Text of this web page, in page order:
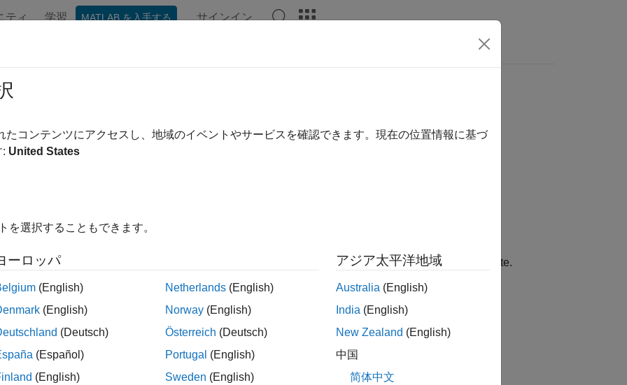
ティ 学習 MATLAB を入手する サインイン
states using accelerometer and gyroscope data forinsfilterMARG
FUSE, accelReadings fuses accelerometer and gyroscope data to update the state estimate.
all
たコンテンツにアクセスし、地域のイベントやサービスを確認できます。現在の位置情報に基づ
: United States
を選択することもできます。
ーロッパ
(English)
(English)
(Deutsch)
(Español)
(English)
Netherlands (English)
Norway (English)
Österreich (Deutsch)
Portugal (English)
Sweden (English)
アジア太平洋地域
Australia (English)
India (English)
New Zealand (English)
中国
简体中文